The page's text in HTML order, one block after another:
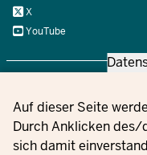
Privacy settings
Auf dieser Seite
Durch Anklicken des/
sich damit
X
YouTube
Gleichstellung, Flucht und
Westfalen